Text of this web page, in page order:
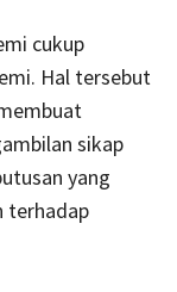
cukup
Hal tersebut
sikap
yang
terhadap